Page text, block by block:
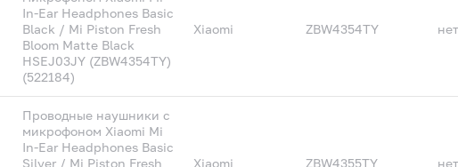
In-Ear Headphones Basic
Black / Mi Piston Fresh
Bloom Matte Black
HSEJ03JY (ZBW4354TY)
(522184)
Xiaomi ZBW4354TY нет
Проводные наушники с
микрофоном Xiaomi Mi
In-Ear Headphones Basic
Silver / Mi Piston Fresh
Xiaomi ZBW4355TY нет